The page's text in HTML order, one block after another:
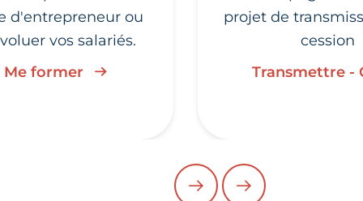
d'entrepreneur ou
vos salariés.
Me former
projet de
cession
Transmettre -
PRÉCÉDENTSUIVANT